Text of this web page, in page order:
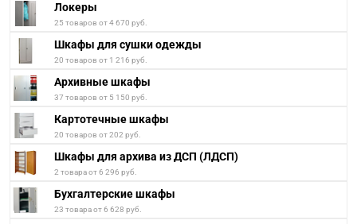
Локеры
25 товаров от 4 670 руб.
Шкафы для сушки одежды
20 товаров от 1 216 руб.
Архивные шкафы
37 товаров от 5 150 руб.
Картотечные шкафы
20 товаров от 202 руб.
Шкафы для архива из ДСП (ЛДСП)
2 товара от 6 296 руб.
Бухгалтерские шкафы
23 товара от 6 628 руб.